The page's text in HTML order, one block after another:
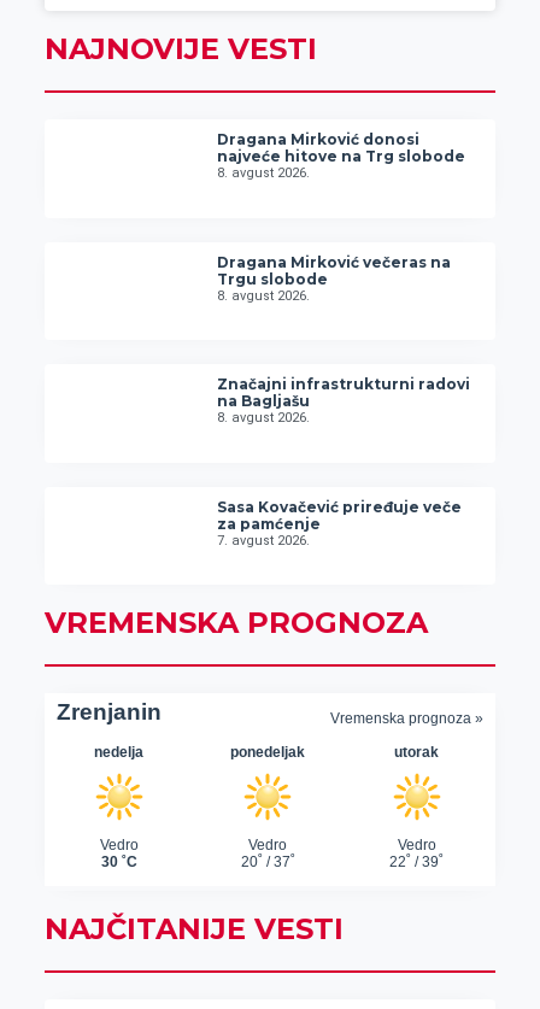
NAJNOVIJE VESTI
Dragana Mirković donosi
najveće hitove na Trg slobode
8. avgust 2026.
Dragana Mirković večeras na
Trgu slobode
8. avgust 2026.
Značajni infrastrukturni radovi
na Bagljašu
8. avgust 2026.
Sasa Kovačević priređuje veče
za pamćenje
7. avgust 2026.
VREMENSKA PROGNOZA
NAJČITANIJE VESTI